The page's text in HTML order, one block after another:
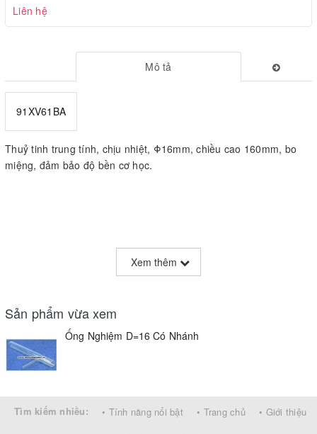
Liên hệ
Mô tả
91XV61BA
Thuỷ tinh trung tính, chịu nhiệt, Φ16mm, chiều cao 160mm, bo
miệng, đảm bảo độ bền cơ học.
Xem thêm
Sản phẩm vừa xem
Ống Nghiệm D=16 Có Nhánh
Tìm kiếm nhiều: • Tính năng nổi bật • Trang chủ • Giới thiệu